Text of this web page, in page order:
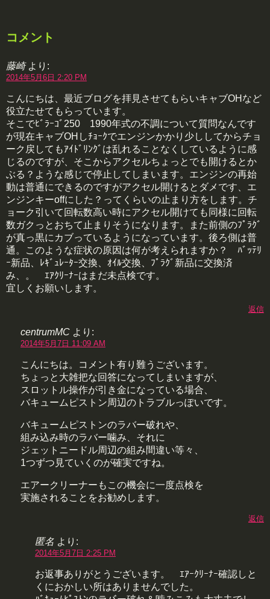
コメント
藤崎 より:
2014年5月6日 2:20 PM
こんにちは、最近ブログを拝見させてもらいキャブOHなど
役立たせてもらっています。
そこでﾋﾞﾗｰｺﾞ250 1990年式の不調について質問なんです
が現在キャブOHしﾁｮｰｸでエンジンかかり少ししてからチョ
ーク戻してもｱｲﾄﾞﾘﾝｸﾞは乱れることなくしているように感
じるのですが、そこからアクセルちょっとでも開けるとか
ぶる？ような感じで停止してしまいます。エンジンの再始
動は普通にできるのですがアクセル開けるとダメです、エ
ンジンキーoffにした？ってくらいの止まり方をします。チ
ョーク引いて回転数高い時にアクセル開けても同様に回転
数ガクっとおちて止まりそうになります。また前側のﾌﾟﾗｸﾞ
が真っ黒にカブっているようになっています。後ろ側は普
通。このような症状の原因は何が考えられますか？ ﾊﾞｯﾃﾘ
ｰ新品、ﾚｷﾞｭﾚｰﾀｰ交換、ｵｲﾙ交換、ﾌﾟﾗｸﾞ新品に交換済
み、。 ｴｱｸﾘｰﾅｰはまだ未点検です。
宜しくお願いします。
返信
centrumMC より:
2014年5月7日 11:09 AM
こんにちは。コメント有り難うございます。
ちょっと大雑把な回答になってしまいますが、
スロットル操作が引き金になっている場合、
バキュームピストン周辺のトラブルっぽいです。
バキュームピストンのラバー破れや、
組み込み時のラバー噛み、それに
ジェットニードル周辺の組み間違い等々、
1つずつ見ていくのが確実ですね。
エアークリーナーもこの機会に一度点検を
実施されることをお勧めします。
返信
匿名 より:
2014年5月7日 2:25 PM
お返事ありがとうございます。 ｴｱｰｸﾘｰﾅｰ確認しと
くにおかしい所はありませんでした。